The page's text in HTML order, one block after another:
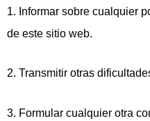
1. Informar sobre cualquier
de este sitio web.
2. Transmitir otras
3. Formular cualquier otra